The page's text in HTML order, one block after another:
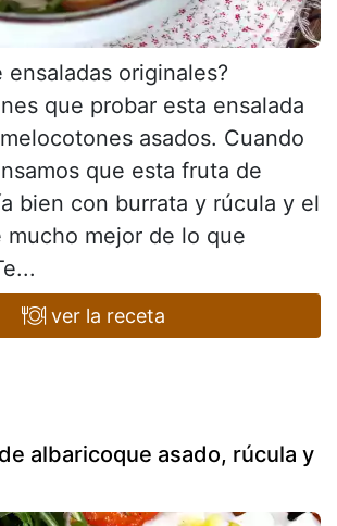
ensaladas originales?
que probar esta ensalada
asados. Cuando
que esta fruta de
bien con burrata y rúcula y el
mucho mejor de lo que
ver la receta
albaricoque asado, rúcula y